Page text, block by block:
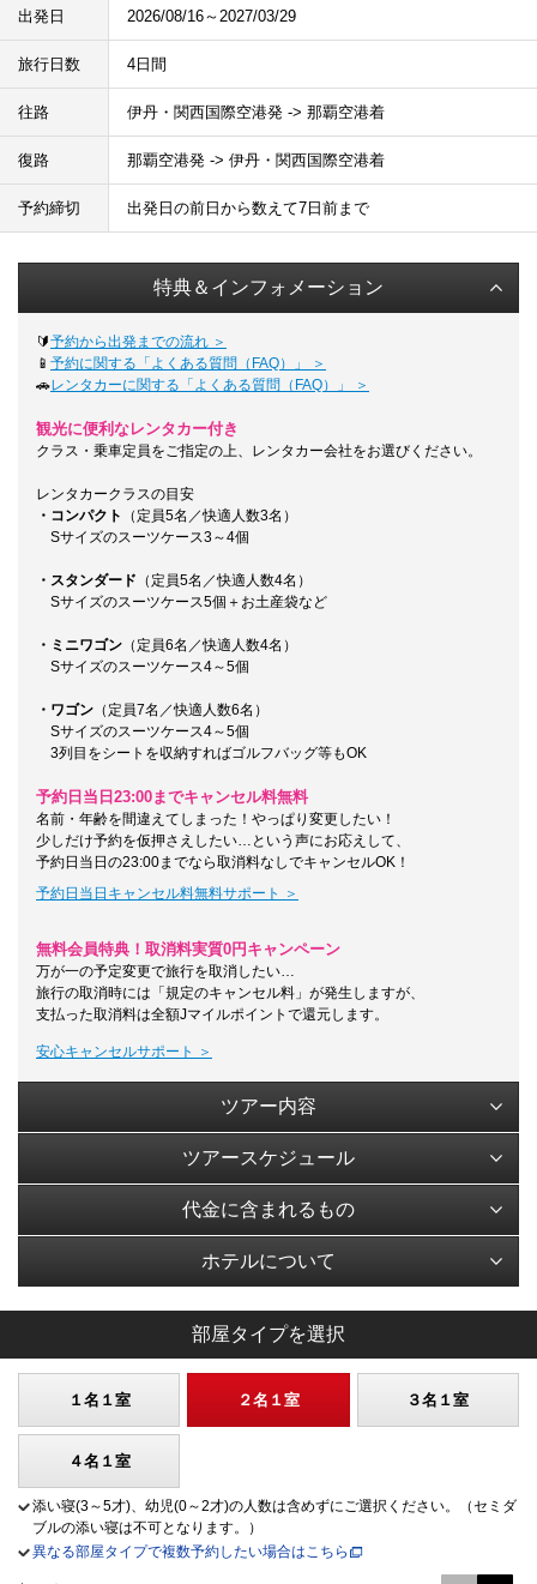
出発日 2026/08/16～2027/03/29
旅行日数 4日間
往路 伊丹・関西国際空港発 -> 那覇空港着
復路 那覇空港発 -> 伊丹・関西国際空港着
予約締切 出発日の前日から数えて7日前まで
特典＆インフォメーション
🔰予約から出発までの流れ ＞
📱 予約に関する「よくある質問（FAQ）」 ＞
🚗レンタカーに関する「よくある質問（FAQ）」 ＞
観光に便利なレンタカー付き
クラス・乗車定員をご指定の上、レンタカー会社をお選びください。
レンタカークラスの目安
・コンパクト
（定員5名／快適人数3名）
Sサイズのスーツケース3～4個
・スタンダード （定員5名／快適人数4名）
Sサイズのスーツケース5個＋お土産袋など
・ミニワゴン （定員6名／快適人数4名）
Sサイズのスーツケース4～5個
・ワゴン （定員7名／快適人数6名）
Sサイズのスーツケース4～5個
3列目をシートを収納すればゴルフバッグ等もOK
予約日当日23:00までキャンセル料無料
名前・年齢を間違えてしまった！やっぱり変更したい！
少しだけ予約を仮押さえしたい…という声にお応えして、
予約日当日の23:00までなら取消料なしでキャンセルOK！
予約日当日キャンセル料無料サポート ＞
無料会員特典！取消料実質0円キャンペーン
万が一の予定変更で旅行を取消したい…
旅行の取消時には「規定のキャンセル料」が発生しますが、
支払った取消料は全額Jマイルポイントで還元します。
安心キャンセルサポート ＞
ツアー内容
ツアースケジュール
代金に含まれるもの
ホテルについて
部屋タイプを選択
１名１室 ２名１室 ３名１室
４名１室
添い寝(3～5才)、幼児(0～2才)の人数は含めずにご選択ください。（セミダ
ブルの添い寝は不可となります。）
異なる部屋タイプで複数予約したい場合はこちら